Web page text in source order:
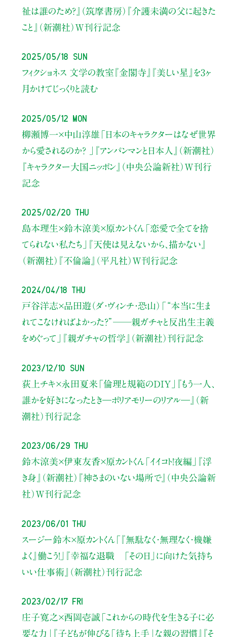
祉は誰のため？』（筑摩書房） 『介護未満の父に起きた
こと』（新潮社）W刊行記念
2025/05/18 Sun
フィクショネス 文学の教室 『金閣寺』『美しい星』を3ヶ
月かけてじっくりと読む
2025/05/12 Mon
柳瀬博一×中山淳雄 「日本のキャラクターはなぜ世界
から愛されるのか？ 」
『アンパンマンと日本人』（新潮社）
『キャラクター大国ニッポン』（中央公論新社）W刊行
記念
2025/02/20 Thu
島本理生×鈴木涼美×原カントくん「恋愛で全てを捨
てられない私たち」『天使は見えないから、描かない』
（新潮社）『不倫論』（平凡社）W刊行記念
2024/04/18 Thu
戸谷洋志×品田遊（ダ・ヴィンチ・恐山）
「“本当に生ま
れてこなければよかった？”──親ガチャと反出生主義
をめぐって」
『親ガチャの哲学』（新潮社）刊行記念
2023/12/10 Sun
荻上チキ×永田夏来 「倫理と規範のDIY」
『もう一人、
誰かを好きになったとき―ポリアモリーのリアル―』（新
潮社）刊行記念
2023/06/29 Thu
鈴木涼美×伊東友香×原カントくん「イイコト！夜編」
『浮
き身』（新潮社） 『神さまのいない場所で』（中央公論新
社）W刊行記念
2023/06/01 Thu
スージー鈴木×原カントくん「『無駄なく・無理なく・機嫌
よく』働こう！」
『幸福な退職 「その日」に向けた気持ち
いい仕事術』（新潮社）刊行記念
2023/02/17 Fri
庄子寛之×西岡壱誠「これからの時代を生きる子に必
要な力」
『子どもが伸びる「待ち上手」な親の習慣』 『そ